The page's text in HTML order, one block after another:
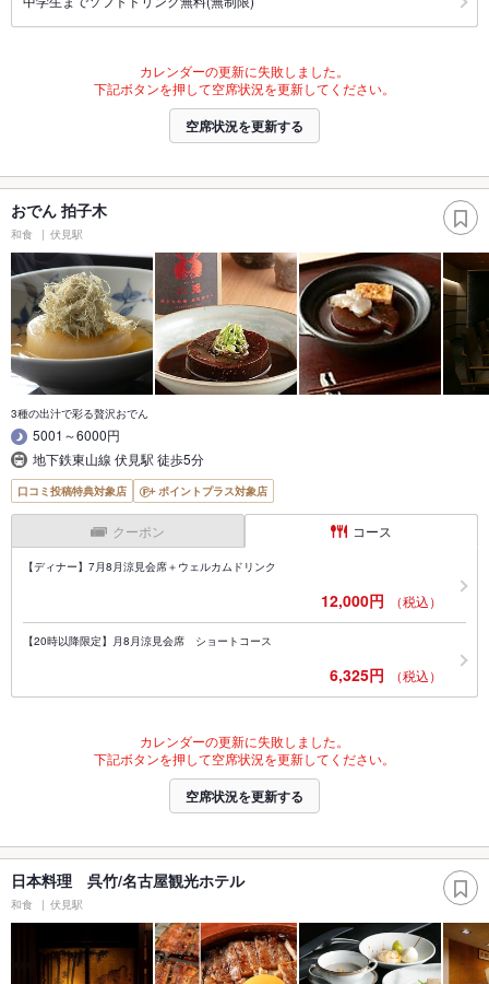
カレンダーの更新に失敗しました。
下記ボタンを押して空席状況を更新してください。
空席状況を更新する
おでん 拍子木
和食 伏見駅
3種の出汁で彩る贅沢おでん
5001～6000円
地下鉄東山線 伏見駅 徒歩5分
口コミ投稿特典対象店 ポイントプラス対象店
クーポン コース
【ディナー】7月8月涼見会席＋ウェルカムドリンク
12,000円 （税込）
【20時以降限定】月8月涼見会席 ショートコース
6,325円 （税込）
カレンダーの更新に失敗しました。
下記ボタンを押して空席状況を更新してください。
空席状況を更新する
日本料理 呉竹/名古屋観光ホテル
和食 伏見駅